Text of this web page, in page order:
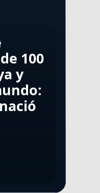
de
y
que
para
creó
más
100
y